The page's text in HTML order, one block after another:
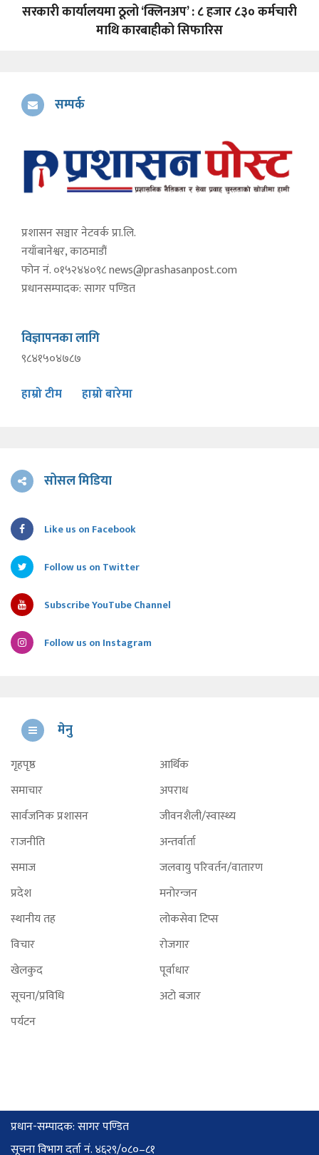
सरकारी कार्यालयमा ठूलो ‘क्लिनअप’ : ८ हजार ८३० कर्मचारी
माथि कारबाहीको सिफारिस
सम्पर्क
प्रशासन सञ्चार नेटवर्क प्रा.लि.
नयाँबानेश्वर, काठमाडौं
फोन नं. ०१५२४४०९८news@prashasanpost.com
प्रधानसम्पादक: सागर पण्डित
विज्ञापनका लागि
९८४१५०४७८७
हाम्रो टीम हाम्रो बारेमा
सोसल मिडिया
Like us on Facebook
Follow us on Twitter
Subscribe YouTube Channel
Follow us on Instagram
मेनु
गृहपृष्ठ
समाचार
सार्वजनिक प्रशासन
राजनीति
समाज
प्रदेश
स्थानीय तह
विचार
खेलकुद
सूचना/प्रविधि
पर्यटन
आर्थिक
अपराध
जीवनशैली/स्वास्थ्य
अन्तर्वार्ता
जलवायु परिवर्तन/वातारण
मनोरन्जन
लोकसेवा टिप्स
रोजगार
पूर्वाधार
अटो बजार
प्रधान-सम्पादक: सागर पण्डित
सूचना विभाग दर्ता नं. ४६२९/०८०–८१